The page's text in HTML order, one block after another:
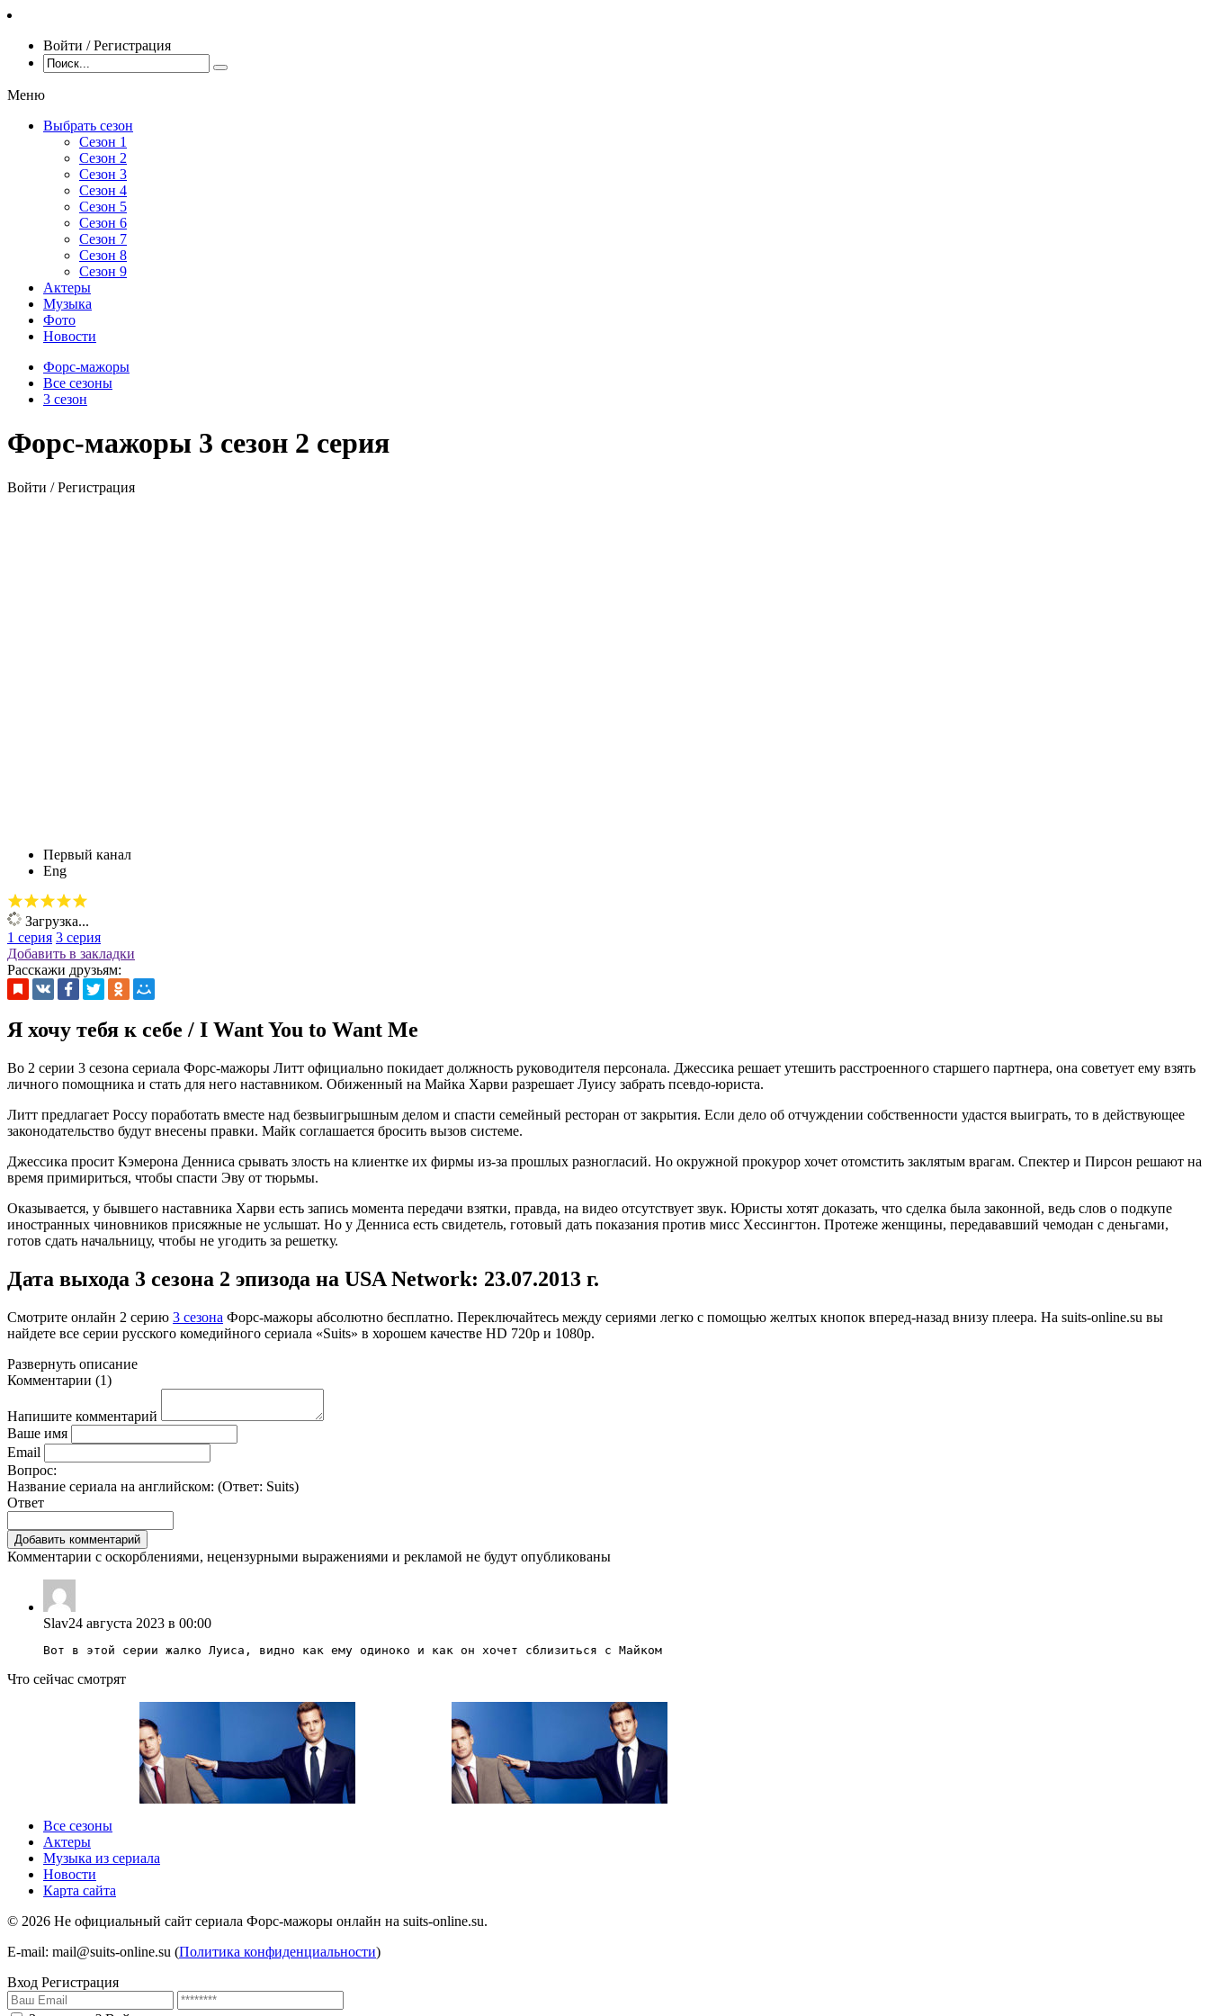
Войти / Регистрация
Меню
Выбрать сезон
Сезон 1
Сезон 2
Сезон 3
Сезон 4
Сезон 5
Сезон 6
Сезон 7
Сезон 8
Сезон 9
Актеры
Музыка
Фото
Новости
Форс-мажоры
Все сезоны
3 сезон
Форс-мажоры 3 сезон 2 серия
Войти / Регистрация
Первый канал
Eng
Загрузка...
1 серия 3 серия
Добавить в закладки
Расскажи друзьям:
Я хочу тебя к себе / I Want You to Want Me
Во 2 серии 3 сезона сериала Форс-мажоры Литт официально покидает должность руководителя персонала. Джессика решает утешить расстроенного старшего партнера, она советует ему взять
личного помощника и стать для него наставником. Обиженный на Майка Харви разрешает Луису забрать псевдо-юриста.
Литт предлагает Россу поработать вместе над безвыигрышным делом и спасти семейный ресторан от закрытия. Если дело об отчуждении собственности удастся выиграть, то в действующее
законодательство будут внесены правки. Майк соглашается бросить вызов системе.
Джессика просит Кэмерона Денниса срывать злость на клиентке их фирмы из-за прошлых разногласий. Но окружной прокурор хочет отомстить заклятым врагам. Спектер и Пирсон решают на
время примириться, чтобы спасти Эву от тюрьмы.
Оказывается, у бывшего наставника Харви есть запись момента передачи взятки, правда, на видео отсутствует звук. Юристы хотят доказать, что сделка была законной, ведь слов о подкупе
иностранных чиновников присяжные не услышат. Но у Денниса есть свидетель, готовый дать показания против мисс Хессингтон. Протеже женщины, передававший чемодан с деньгами,
готов сдать начальницу, чтобы не угодить за решетку.
Дата выхода 3 сезона 2 эпизода на USA Network: 23.07.2013 г.
Смотрите онлайн 2 серию 3 сезона Форс-мажоры абсолютно бесплатно. Переключайтесь между сериями легко с помощью желтых кнопок вперед-назад внизу плеера. На suits-online.su вы
найдете все серии русского комедийного сериала «Suits» в хорошем качестве HD 720p и 1080p.
Развернуть описание
Комментарии (1)
Напишите комментарий
Ваше имя
Email
Вопрос:
Название сериала на английском: (Ответ: Suits)
Ответ
Комментарии с оскорблениями, нецензурными выражениями и рекламой не будут опубликованы
Slav24 августа 2023 в 00:00
Вот в этой серии жалко Луиса, видно как ему одиноко и как он хочет сблизиться с Майком
Что сейчас смотрят
Все сезоны
Актеры
Музыка из сериала
Новости
Карта сайта
© 2026 Не официальный сайт сериала Форс-мажоры онлайн на suits-online.su.
E-mail: mail@suits-online.su (Политика конфиденциальности)
Вход Регистрация